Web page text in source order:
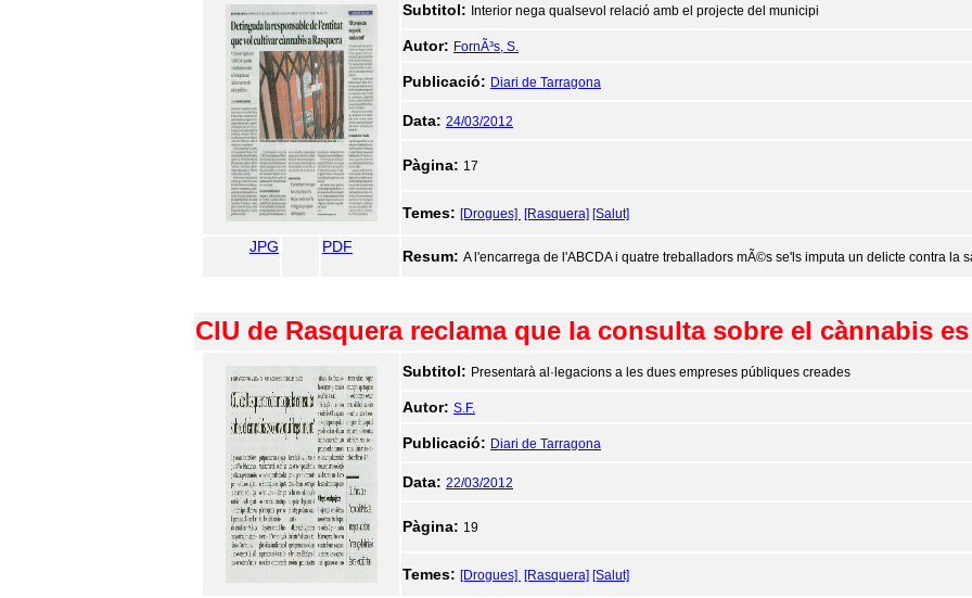
Subtitol: Interior nega qualsevol relació amb el projecte del municipi
Autor: FornÃ³s, S.
Publicació: Diari de Tarragona
Data: 24/03/2012
Pàgina: 17
Temes: [Drogues] [Rasquera] [Salut]
JPG PDF
Resum: A l'encarrega de l'ABCDA i quatre treballadors mÃ©s se'ls imputa un delicte contra la
CIU de Rasquera reclama que la consulta sobre el cànnabis
Subtitol: Presentarà al·legacions a les dues empreses públiques creades
Autor: S.F.
Publicació: Diari de Tarragona
Data: 22/03/2012
Pàgina: 19
Temes: [Drogues] [Rasquera] [Salut]